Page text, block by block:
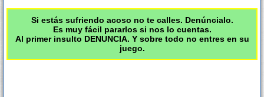
Si estás sufriendo acoso no te calles. Denúncialo.
Es muy fácil pararlos si nos lo cuentas.
Al primer insulto DENUNCIA. Y sobre todo no entres en su
juego.